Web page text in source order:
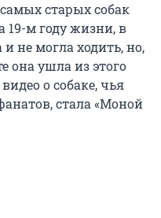
старых собак
19-м году жизни, в
не могла ходить, но,
она ушла из этого
о собаке, чья
стала «Моной